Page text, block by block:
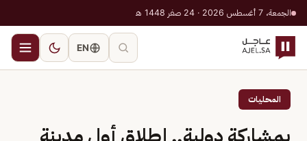
الجمعة، 7 أغسطس 2026 · 24 صفر 1448 هـ
EN
المحليات
بمشاركة دولية.. إطلاق أول مدينة